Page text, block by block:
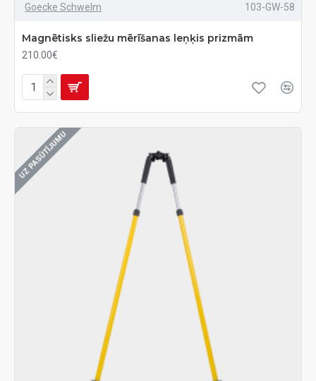
Goecke Schwelm 103-GW-58
Magnētisks sliežu mērīšanas leņķis prizmām
210.00€
UZ PASŪTĪJUMU